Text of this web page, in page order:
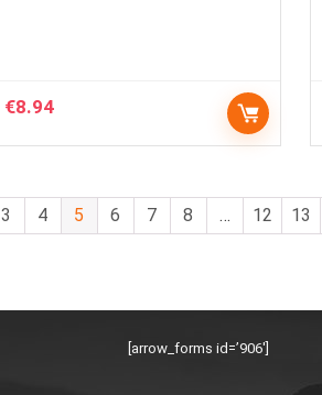
€8.94
3 4 5 6 7 8 … 12 13
[arrow_forms id=’906′]